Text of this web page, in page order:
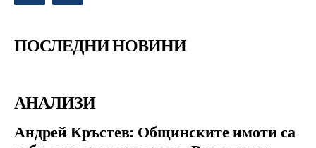
ПОСЛЕДНИ НОВИНИ
АНАЛИЗИ
Андрей Кръстев: Общинските имоти са